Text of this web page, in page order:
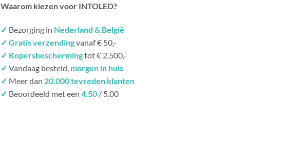
Waarom kiezen voor INTOLED?
✓ Bezorging in Nederland & België
✓ Gratis verzendingvanaf € 50,-
✓ Kopersbeschermingtot € 2.500,-
✓ Vandaag besteld, morgen in huis
✓ Meer dan 20.000 tevreden klanten
✓ Beoordeeld met een 4.50 / 5.00